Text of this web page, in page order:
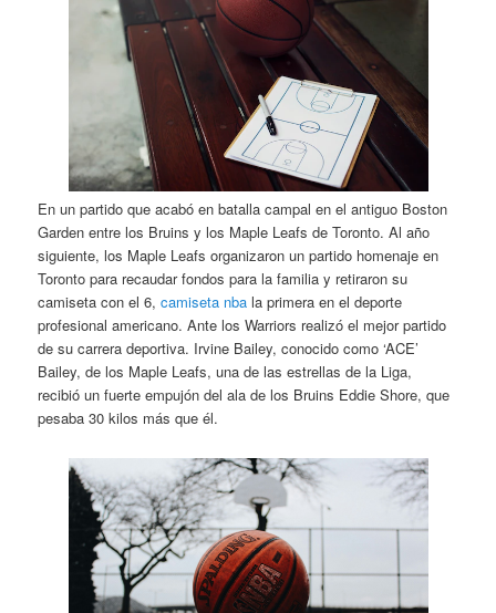
En un partido que acabó en batalla campal en el antiguo Boston
Garden entre los Bruins y los Maple Leafs de Toronto. Al año
siguiente, los Maple Leafs organizaron un partido homenaje en
Toronto para recaudar fondos para la familia y retiraron su
camiseta con el 6,camiseta nba la primera en el deporte
profesional americano. Ante los Warriors realizó el mejor partido
de su carrera deportiva. Irvine Bailey, conocido como ‘ACE’
Bailey, de los Maple Leafs, una de las estrellas de la Liga,
recibió un fuerte empujón del ala de los Bruins Eddie Shore, que
pesaba 30 kilos más que él.